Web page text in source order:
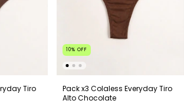
Tiro
10% OFF
Pack x3 Colaless Everyday Tiro
Alto Chocolate